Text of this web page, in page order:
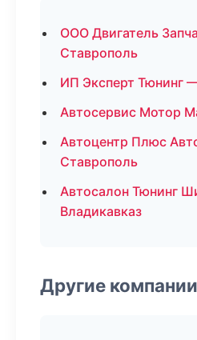
ООО Двигатель
Ставрополь
ИП Эксперт Тюнинг
Автосервис Мотор
Автоцентр Плюс
Ставрополь
Автосалон Тюнинг
Владикавказ
Другие компании